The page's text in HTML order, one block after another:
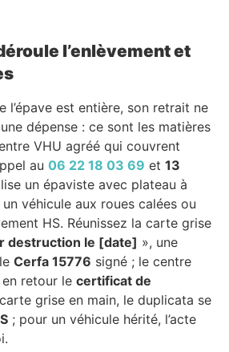
l’enlèvement et
l’épave est entière, son retrait ne
dépense : ce sont les matières
VHU agréé qui couvrent
au 06 22 18 03 69 et 13
un épaviste avec plateau à
véhicule aux roues calées ou
HS. Réunissez la carte grise
destruction le [date] », une
Cerfa 15776 signé ; le centre
retour le certificat de
grise en main, le duplicata se
; pour un véhicule hérité, l’acte